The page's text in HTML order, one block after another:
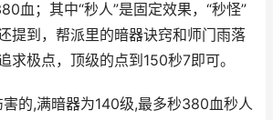
血；其中“秒人”是固定效果，“秒怪”
提到，帮派里的暗器诀窍和师门雨落
求极点，顶级的点到150秒7即可。
害的,满暗器为140级,最多秒380血秒人